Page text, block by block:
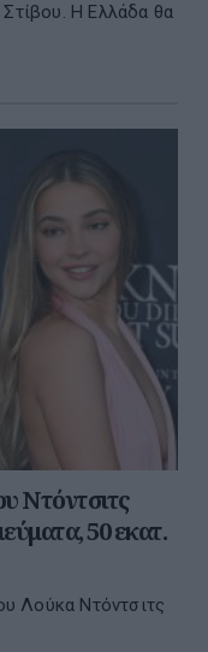
Η Ελλάδα θα
Ντόντσιτς
50 εκατ.
Λούκα Ντόντσιτς